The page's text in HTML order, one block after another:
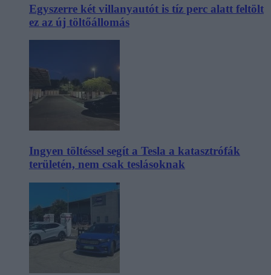
Egyszerre két villanyautót is tíz perc alatt feltölt
ez az új töltőállomás
Ingyen töltéssel segít a Tesla a katasztrófák
területén, nem csak teslásoknak